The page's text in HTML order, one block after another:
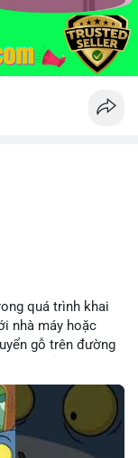
quá trình khai
nhà máy hoặc
gỗ trên đường
doanh nghiệp
soát lợi nhuận.